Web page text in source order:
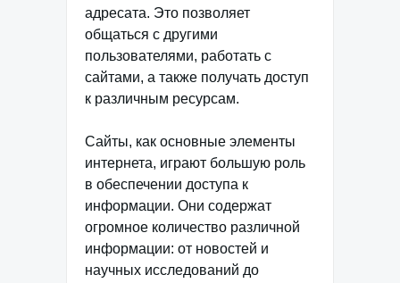
адресата. Это позволяет
общаться с другими
пользователями, работать с
сайтами, а также получать доступ
к различным ресурсам.
Сайты, как основные элементы
интернета, играют большую роль
в обеспечении доступа к
информации. Они содержат
огромное количество различной
информации: от новостей и
научных исследований до